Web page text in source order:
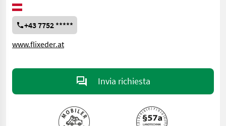
+43 7752 *****
www.flixeder.at
Invia richiesta